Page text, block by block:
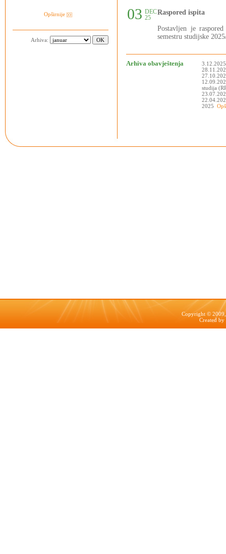
Opširnije
Arhiva:
03 DEC
25
Raspored ispita
Postavljen je
semestru studijske
Arhiva obavještenja
studija
2025
Copyright ©
Created by